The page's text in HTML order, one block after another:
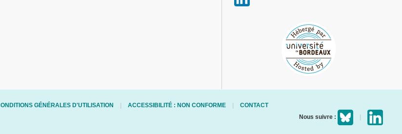
GÉNÉRALES D'UTILISATION ACCESSIBILITÉ : NON CONFORME
CONTACT
Nous suivre :